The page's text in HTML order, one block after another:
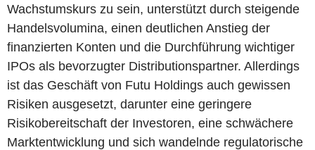
Wachstumskurs zu sein, unterstützt durch steigende
Handelsvolumina, einen deutlichen Anstieg der
finanzierten Konten und die Durchführung wichtiger
IPOs als bevorzugter Distributionspartner. Allerdings
ist das Geschäft von Futu Holdings auch gewissen
Risiken ausgesetzt, darunter eine geringere
Risikobereitschaft der Investoren, eine schwächere
Marktentwicklung und sich wandelnde regulatorische